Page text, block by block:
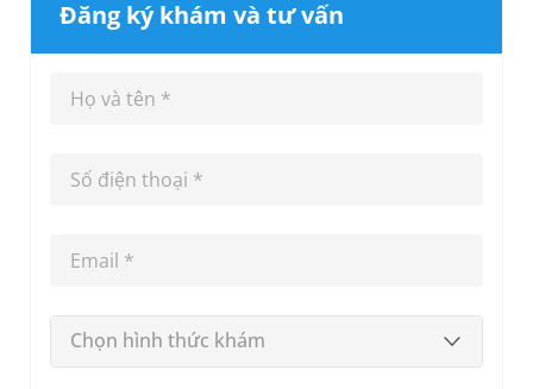
Đăng ký khám và tư vấn
Chọn hình thức khám